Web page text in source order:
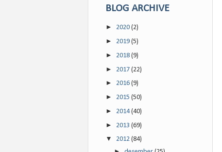
BLOG ARCHIVE
► 2020 (2)
► 2019 (5)
► 2018 (9)
► 2017 (22)
► 2016 (9)
► 2015 (50)
► 2014(40)
► 2013 (69)
▼ 2012 (84)